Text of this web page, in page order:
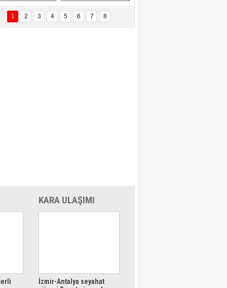
Delta uçağına
yıldırım çarptı
Ford Focus RS
(2015)
1 2 3 4 5 6 7 8
KARA ULAŞIMI
İzmir-Antalya seyahat